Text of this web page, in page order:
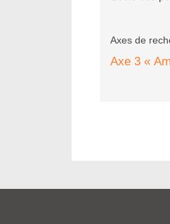
Axes de
Axe 3 «